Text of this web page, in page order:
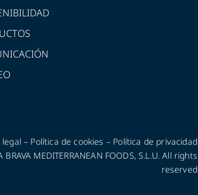
legal – Política de cookies – Política de privacidad
MEDITERRANEAN FOODS, S.L.U. All rights
reserved